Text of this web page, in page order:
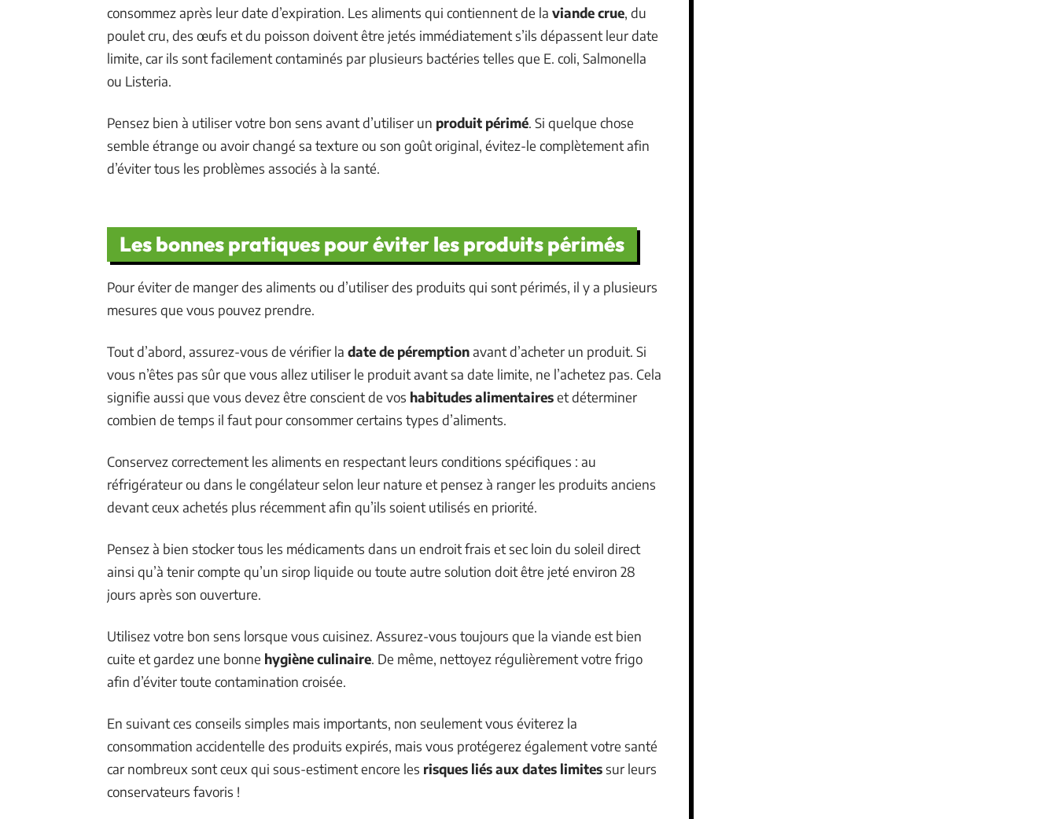
consommez après leur date d’expiration. Les aliments qui contiennent de la viande crue, du
poulet cru, des œufs et du poisson doivent être jetés immédiatement s’ils dépassent leur date
limite, car ils sont facilement contaminés par plusieurs bactéries telles que E. coli, Salmonella
ou Listeria.
Pensez bien à utiliser votre bon sens avant d’utiliser un produit périmé. Si quelque chose
semble étrange ou avoir changé sa texture ou son goût original, évitez-le complètement afin
d’éviter tous les problèmes associés à la santé.
Les bonnes pratiques pour éviter les produits périmés
Pour éviter de manger des aliments ou d’utiliser des produits qui sont périmés, il y a plusieurs
mesures que vous pouvez prendre.
Tout d’abord, assurez-vous de vérifier la date de péremptionavant d’acheter un produit. Si
vous n’êtes pas sûr que vous allez utiliser le produit avant sa date limite, ne l’achetez pas. Cela
signifie aussi que vous devez être conscient de vos habitudes alimentaireset déterminer
combien de temps il faut pour consommer certains types d’aliments.
Conservez correctement les aliments en respectant leurs conditions spécifiques : au
réfrigérateur ou dans le congélateur selon leur nature et pensez à ranger les produits anciens
devant ceux achetés plus récemment afin qu’ils soient utilisés en priorité.
Pensez à bien stocker tous les médicaments dans un endroit frais et sec loin du soleil direct
ainsi qu’à tenir compte qu’un sirop liquide ou toute autre solution doit être jeté environ 28
jours après son ouverture.
Utilisez votre bon sens lorsque vous cuisinez. Assurez-vous toujours que la viande est bien
cuite et gardez une bonne hygiène culinaire. De même, nettoyez régulièrement votre frigo
afin d’éviter toute contamination croisée.
En suivant ces conseils simples mais importants, non seulement vous éviterez la
consommation accidentelle des produits expirés, mais vous protégerez également votre santé
car nombreux sont ceux qui sous-estiment encore les risques liés aux dates limitessur leurs
conservateurs favoris !